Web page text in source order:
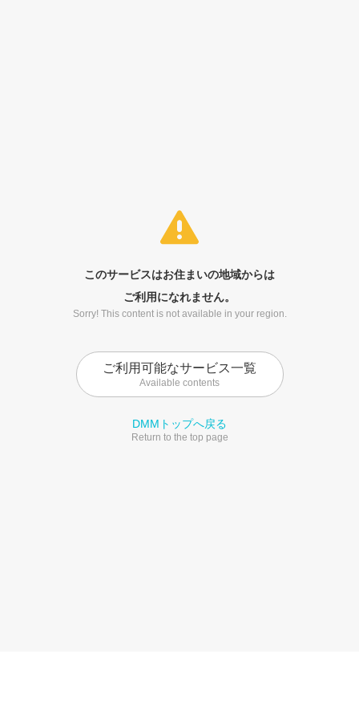
このサービスはお住まいの地域からは
ご利用になれません。
Sorry! This content is not available in your region.
ご利用可能なサービス一覧
Available contents
DMMトップへ戻る
Return to the top page